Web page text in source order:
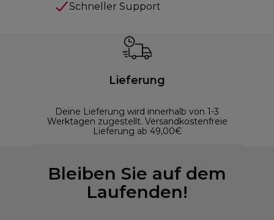
Schneller Support
Lieferung
Deine Lieferung wird innerhalb von 1-3
Werktagen zugestellt. Versandkostenfreie
Lieferung ab 49,00€
Bleiben Sie auf dem
Laufenden!